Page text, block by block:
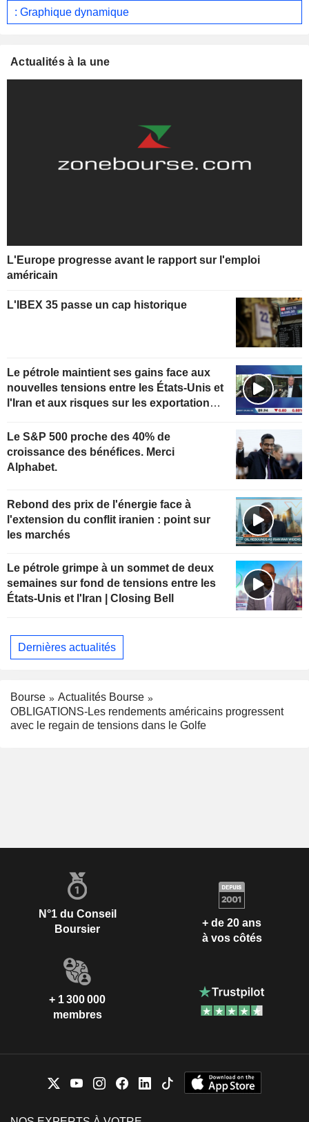
: Graphique dynamique
Actualités à la une
L'Europe progresse avant le rapport sur l'emploi
américain
L'IBEX 35 passe un cap historique
Le pétrole maintient ses gains face aux
nouvelles tensions entre les États-Unis et
l'Iran et aux risques sur les exportations
Le S&P 500 proche des 40% de
croissance des bénéfices. Merci
Alphabet.
Rebond des prix de l'énergie face à
l'extension du conflit iranien : point sur
les marchés
Le pétrole grimpe à un sommet de deux
semaines sur fond de tensions entre les
États-Unis et l'Iran | Closing Bell
Dernières actualités
Bourse
Actualités Bourse
OBLIGATIONS-Les rendements américains progressent
avec le regain de tensions dans le Golfe
N°1 du Conseil
Boursier
+ de 20 ans
à vos côtés
+ 1 300 000
membres